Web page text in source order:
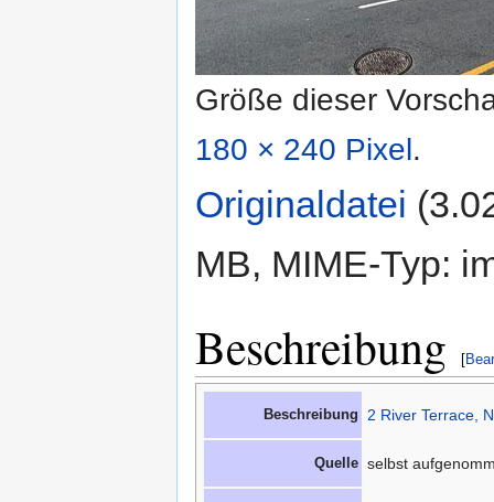
Größe dieser
180 × 240 Pixel.
Originaldatei
MB, MIME-Typ:
Beschreibung [
Beschreibung 2 River Terrace,
Quelle selbst